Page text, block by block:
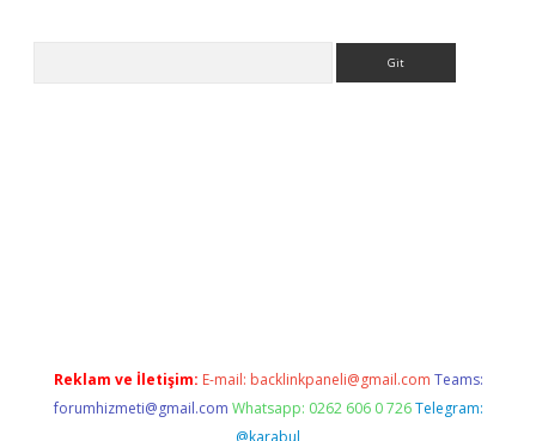
Reklam ve İletişim: E-mail: backlinkpaneli@gmail.com Teams:
forumhizmeti@gmail.com Whatsapp: 0262 606 0 726 Telegram:
@karabul